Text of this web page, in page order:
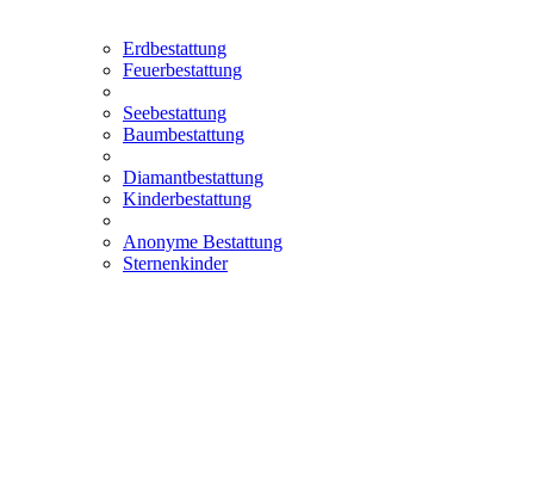
Erdbestattung
Feuerbestattung
Seebestattung
Baumbestattung
Diamantbestattung
Kinderbestattung
Anonyme Bestattung
Sternenkinder